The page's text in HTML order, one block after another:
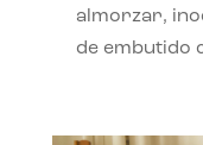
almorzar,
de embutido